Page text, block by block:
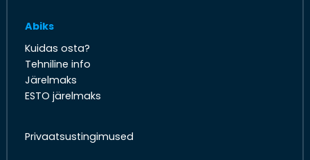
Abiks
Kuidas osta?
Tehniline info
Järelmaks
ESTO järelmaks
Privaatsustingimused